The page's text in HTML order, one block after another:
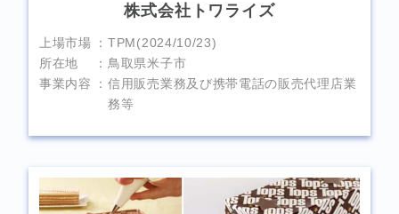
株式会社トワライズ
上場市場
TPM(2024/10/23)
所在地
鳥取県米子市
事業内容
信用販売業務及び携帯電話の販売代理店業
務等